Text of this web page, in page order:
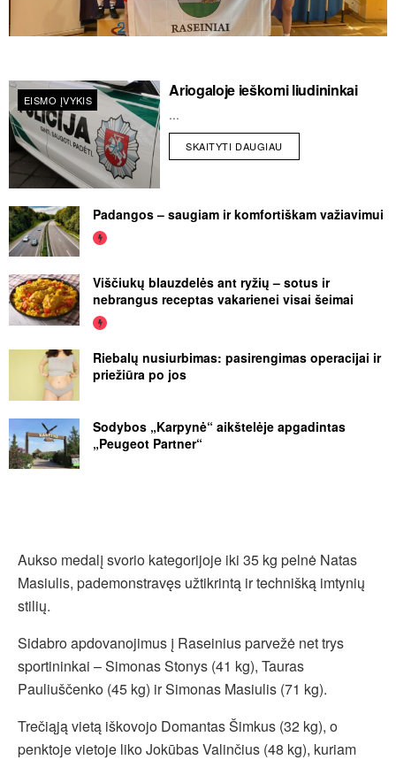
EISMO ĮVYKIS Ariogaloje ieškomi liudininkai
...
SKAITYTI DAUGIAU
Padangos – saugiam ir komfortiškam važiavimui
Viščiukų blauzdelės ant ryžių – sotus ir
nebrangus receptas vakarienei visai šeimai
Riebalų nusiurbimas: pasirengimas operacijai ir
priežiūra po jos
Sodybos „Karpynė“ aikštelėje apgadintas
„Peugeot Partner“
Aukso medalį svorio kategorijoje iki 35 kg pelnė Natas
Masiulis, pademonstravęs užtikrintą ir technišką imtynių
stilių.
Sidabro apdovanojimus į Raseinius parvežė net trys
sportininkai – Simonas Stonys (41 kg), Tauras
Pauliuščenko (45 kg) ir Simonas Masiulis (71 kg).
Trečiąją vietą iškovojo Domantas Šimkus (32 kg), o
penktoje vietoje liko Jokūbas Valinčius (48 kg), kuriam